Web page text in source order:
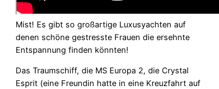
Mist! Es gibt so großartige Luxusyachten auf
denen schöne gestresste Frauen die ersehnte
Entspannung finden könnten!
Das Traumschiff, die MS Europa 2, die Crystal
Esprit (eine Freundin hatte in eine Kreuzfahrt auf